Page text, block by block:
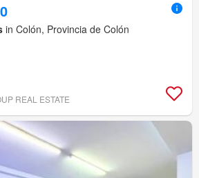
in Colón, Provincia de Colón
REAL ESTATE